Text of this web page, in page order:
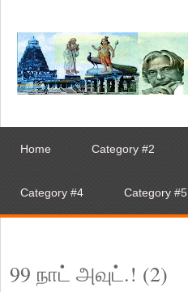
Home Category #2
Category #4 Category #5
99 நாட் அவுட்.! (2)